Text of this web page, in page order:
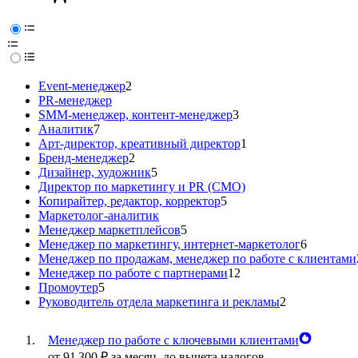
Event-менеджер2
PR-менеджер
SMM-менеджер, контент-менеджер3
Аналитик7
Арт-директор, креативный директор1
Бренд-менеджер2
Дизайнер, художник5
Директор по маркетингу и PR (CMO)
Копирайтер, редактор, корректор5
Маркетолог-аналитик
Менеджер маркетплейсов5
Менеджер по маркетингу, интернет-маркетолог6
Менеджер по продажам, менеджер по работе с клиентами
Менеджер по работе с партнерами12
Промоутер5
Руководитель отдела маркетинга и рекламы2
Менеджер по работе с ключевыми клиентами